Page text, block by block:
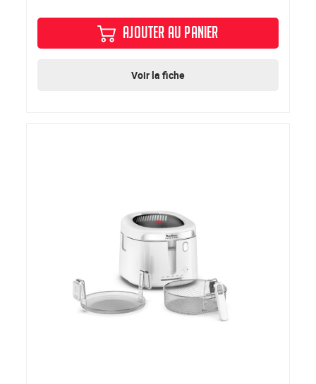
AJOUTER AU PANIER
Voir la fiche